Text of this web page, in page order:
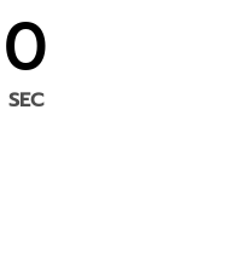
0
SEC